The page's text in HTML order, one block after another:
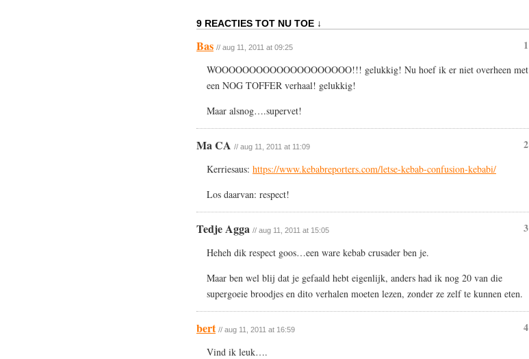
9 REACTIES TOT NU TOE ↓
1
Bas // aug 11, 2011 at 09:25
WOOOOOOOOOOOOOOOOOOOO!!! gelukkig! Nu hoef ik er niet overheen met
een NOG TOFFER verhaal! gelukkig!
Maar alsnog….supervet!
2
Ma CA // aug 11, 2011 at 11:09
Kerriesaus: https://www.kebabreporters.com/letse-kebab-confusion-kebabi/
Los daarvan: respect!
3
Tedje Agga // aug 11, 2011 at 15:05
Heheh dik respect goos…een ware kebab crusader ben je.
Maar ben wel blij dat je gefaald hebt eigenlijk, anders had ik nog 20 van die
supergoeie broodjes en dito verhalen moeten lezen, zonder ze zelf te kunnen eten.
4
bert // aug 11, 2011 at 16:59
Vind ik leuk….